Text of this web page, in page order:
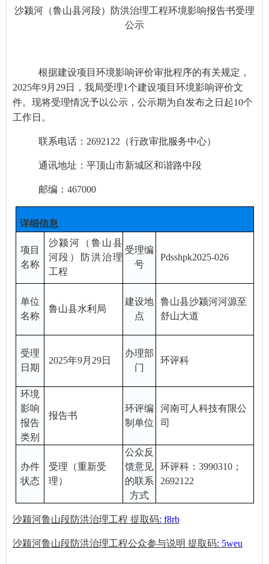
沙颍河（鲁山县河段）防洪治理工程环境影响报告书受理
公示
根据建设项目环境影响评价审批程序的有关规定，
2025年9月 29日，我局受理1个建设项目环境影响评价文
件。现将受理情况予以公示，公示期为自发布之日起10个
工作日 。
联系电话： 2692122 （行政审批服务中心）
通讯地址：平顶山市新城区和谐路中段
邮编： 467000
详细信息
项目
名称
沙颍河（鲁山县
河段）防洪治理
工程
受理编
号
Pdsshpk2025-026
单位
名称
鲁山县水利局
建设地
点
鲁山县沙颍河河源至
舒山大道
受理
日期
2025年9月 29日
办理部
门
环评科
环境
影响
报告
类别
报告书
环评编
制单位
河南可人科技有限公
司
办件
状态
受理 （重新受
理）
公众反
馈意见
的联系
方式
环评科： 3990310；
2692122
沙颍河鲁山段防洪治理工程 提取码: f8rb
沙颍河鲁山段防洪治理工程公众参与说明 提取码: 5weu